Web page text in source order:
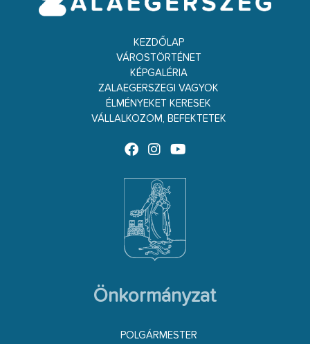
KEZDŐLAP
VÁROSTÖRTÉNET
KÉPGALÉRIA
ZALAEGERSZEGI VAGYOK
ÉLMÉNYEKET KERESEK
VÁLLALKOZOM, BEFEKTETEK
Önkormányzat
POLGÁRMESTER